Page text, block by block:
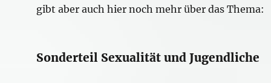
gibt aber auch hier noch mehr über das Thema:
Sonderteil Sexualität und Jugendliche